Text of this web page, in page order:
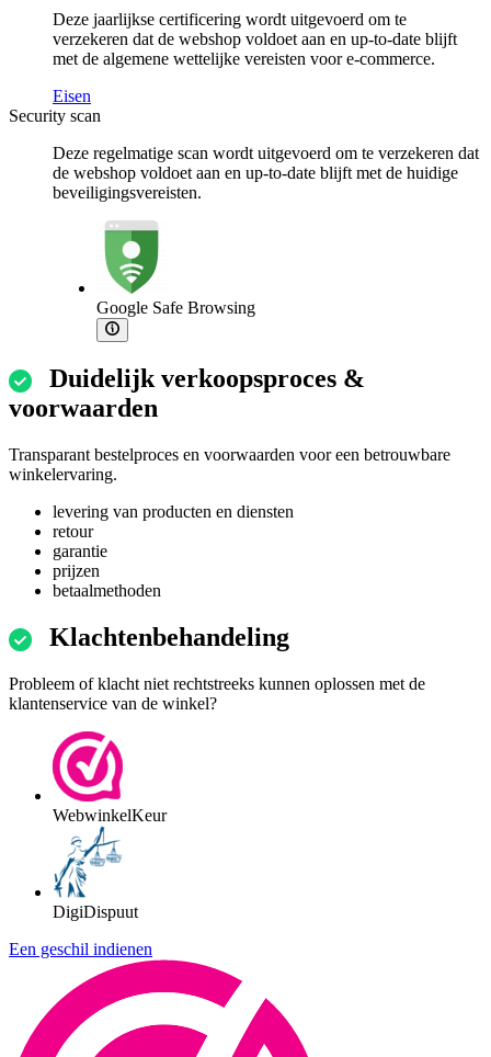
Deze jaarlijkse certificering wordt uitgevoerd om te
verzekeren dat de webshop voldoet aan en up-to-date blijft
met de algemene wettelijke vereisten voor e-commerce.
Eisen
Security scan
Deze regelmatige scan wordt uitgevoerd om te verzekeren dat
de webshop voldoet aan en up-to-date blijft met de huidige
beveiligingsvereisten.
Google Safe Browsing
Duidelijk verkoopsproces &
voorwaarden
Transparant bestelproces en voorwaarden voor een betrouwbare
winkelervaring.
levering van producten en diensten
retour
garantie
prijzen
betaalmethoden
Klachtenbehandeling
Probleem of klacht niet rechtstreeks kunnen oplossen met de
klantenservice van de winkel?
WebwinkelKeur
DigiDispuut
Een geschil indienen